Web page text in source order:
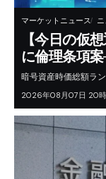
マーケットニュース
【今日の仮
に倫理条項
暗号資産時価総額ラ
2026年08月07日 20